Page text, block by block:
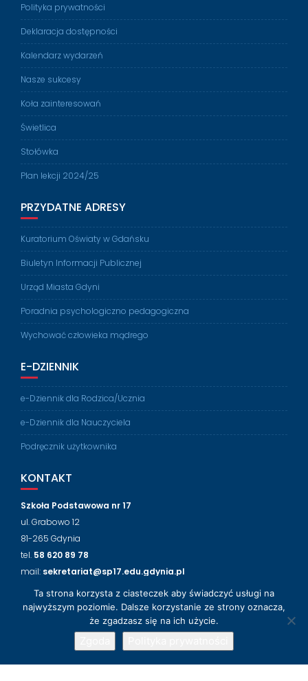
Polityka prywatności
Deklaracja dostępności
Kalendarz wydarzeń
Nasze sukcesy
Koła zainteresowań
Świetlica
Stołówka
Plan lekcji 2024/25
PRZYDATNE ADRESY
Kuratorium Oświaty w Gdańsku
Biuletyn Informacji Publicznej
Urząd Miasta Gdyni
Poradnia psychologiczno pedagogiczna
Wychować człowieka mądrego
E-DZIENNIK
e-Dziennik dla Rodzica/Ucznia
e-Dziennik dla Nauczyciela
Podręcznik użytkownika
KONTAKT
Szkoła Podstawowa nr 17
ul. Grabowo 12
81-265 Gdynia
tel. 58 620 89 78
mail: sekretariat@sp17.edu.gdynia.pl
NASZ FACEBOOK
Ta strona korzysta z ciasteczek aby świadczyć usługi na
najwyższym poziomie. Dalsze korzystanie ze strony oznacza,
że zgadzasz się na ich użycie.